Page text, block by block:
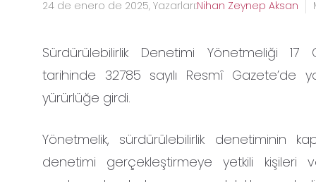
24 de enero de 2025, Yazarları:Nihan Zeynep Aksan
Sürdürülebilirlik Denetimi Yönetmeliği 17
tarihinde 32785 sayılı Resmî Gazete’de
yürürlüğe girdi.
Yönetmelik, sürdürülebilirlik denetiminin
denetimi gerçekleştirmeye yetkili kişileri